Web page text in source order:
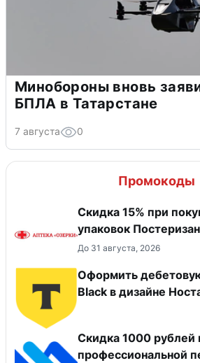
Минобороны вновь
БПЛА в Татарстане
7 августа 0
Промокоды
Скидка 15% при
упаковок Постеризан
До 31 августа, 2026
Оформить
Black в дизайне
Скидка 1000 рублей
профессиональной